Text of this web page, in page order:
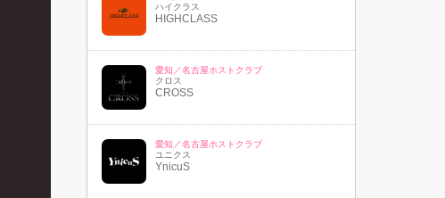
ハイクラス
HIGHCLASS
愛知／名古屋ホストクラブ
クロス
CROSS
愛知／名古屋ホストクラブ
ユニクス
YnicuS